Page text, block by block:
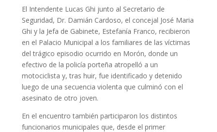
El Intendente Lucas Ghi junto al Secretario de
Seguridad, Dr. Damián Cardoso, el concejal José Maria
Ghi y la Jefa de Gabinete, Estefanía Franco, recibieron
en el Palacio Municipal a los familiares de las víctimas
del trágico episodio ocurrido en Morón, donde un
efectivo de la policía porteña atropelló a un
motociclista y, tras huir, fue identificado y detenido
luego de una secuencia violenta que culminó con el
asesinato de otro joven.
En el encuentro también participaron los distintos
funcionarios municipales que, desde el primer